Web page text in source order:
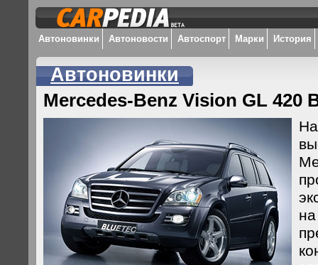
Автоновинки Автоновости Автоспорт Марки История
Автоновинки
Mercedes-Benz Vision GL 420